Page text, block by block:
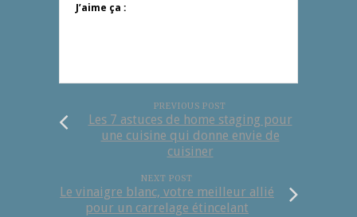
J’aime ça :
PREVIOUS POST
Les 7 astuces de home staging pour
une cuisine qui donne envie de
cuisiner
NEXT POST
Le vinaigre blanc, votre meilleur allié
pour un carrelage étincelant